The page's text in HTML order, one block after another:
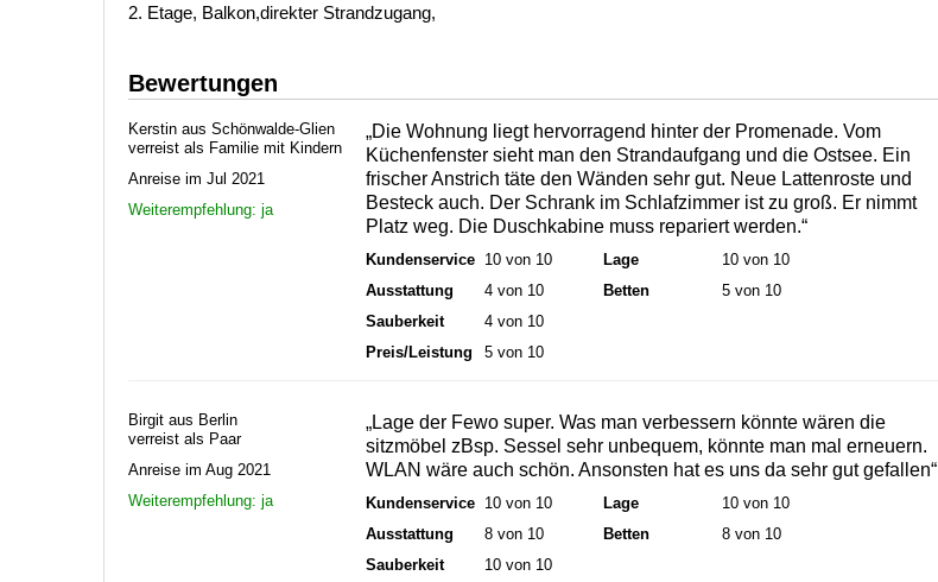
2. Etage, Balkon,direkter Strandzugang,
Bewertungen
Kerstin aus Schönwalde-Glien
verreist als Familie mit Kindern
Anreise im Jul 2021
Weiterempfehlung: ja
„Die Wohnung liegt hervorragend hinter der Promenade. Vom
Küchenfenster sieht man den Strandaufgang und die Ostsee. Ein
frischer Anstrich täte den Wänden sehr gut. Neue Lattenroste und
Besteck auch. Der Schrank im Schlafzimmer ist zu groß. Er nimmt
Platz weg. Die Duschkabine muss repariert werden.“
Kundenservice 10 von 10
Ausstattung
4 von 10
Sauberkeit
4 von 10
Preis/Leistung
5 von 10
Lage
10 von 10
Betten
5 von 10
Birgit aus Berlin
verreist als Paar
Anreise im Aug 2021
Weiterempfehlung: ja
„Lage der Fewo super. Was man verbessern könnte wären die
sitzmöbel zBsp. Sessel sehr unbequem, könnte man mal erneuern.
WLAN wäre auch schön. Ansonsten hat es uns da sehr gut gefallen“
Kundenservice 10 von 10
Ausstattung
8 von 10
Sauberkeit
10 von 10
Lage
10 von 10
Betten
8 von 10